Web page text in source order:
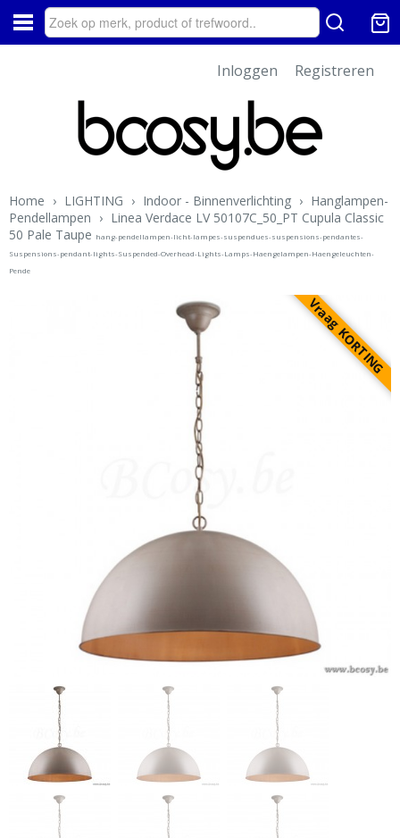
Inloggen Registreren
Home › LIGHTING › Indoor - Binnenverlichting › Hanglampen-
Pendellampen › Linea Verdace LV 50107C_50_PT Cupula Classic
50 Pale Taupe hang-pendellampen-licht-lampes-suspendues-suspensions-pendantes-
Suspensions-pendant-lights-Suspended-Overhead-Lights-Lamps-Haengelampen-Haengeleuchten-
Pende
Vraag KORTING